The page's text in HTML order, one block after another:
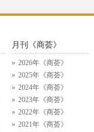
月刊《商荟》
2026年《商荟》
2025年《商荟》
2024年《商荟》
2023年《商荟》
2022年《商荟》
2021年《商荟》